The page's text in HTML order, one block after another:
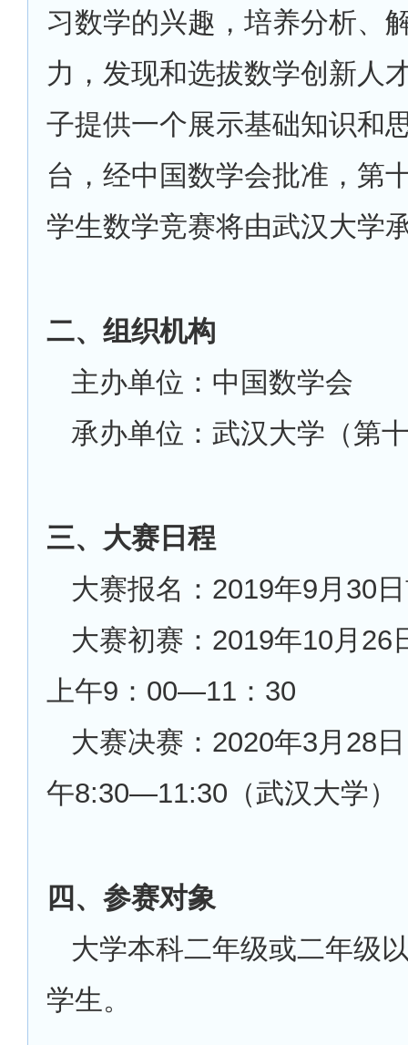
习数学的兴趣，培养分析、
力，发现和选拔数学创新人
子提供一个展示基础知识和
台，经中国数学会批准，第
学生数学竞赛将由武汉大学
二、组织机构
主办单位：中国数学会
承办单位：武汉大学（第
三、大赛日程
大赛报名：2019年9月30
大赛初赛：2019年10月26
上午9：00—11：30
大赛决赛：2020年3月28
午8:30—11:30（武汉大学）
四、参赛对象
大学本科二年级或二年级
学生。